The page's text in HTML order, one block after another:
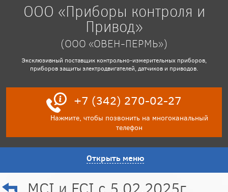
ООО «Приборы контроля и
Привод»
(ООО «ОВЕН-ПЕРМЬ»)
Эксклюзивный поставщик контрольно-измерительных приборов,
приборов защиты электродвигателей, датчиков и приводов.
+7 (342) 270-02-27
Нажмите, чтобы позвонить на многоканальный
телефон
Открыть меню
MCI и FCI с 5.02.2025г